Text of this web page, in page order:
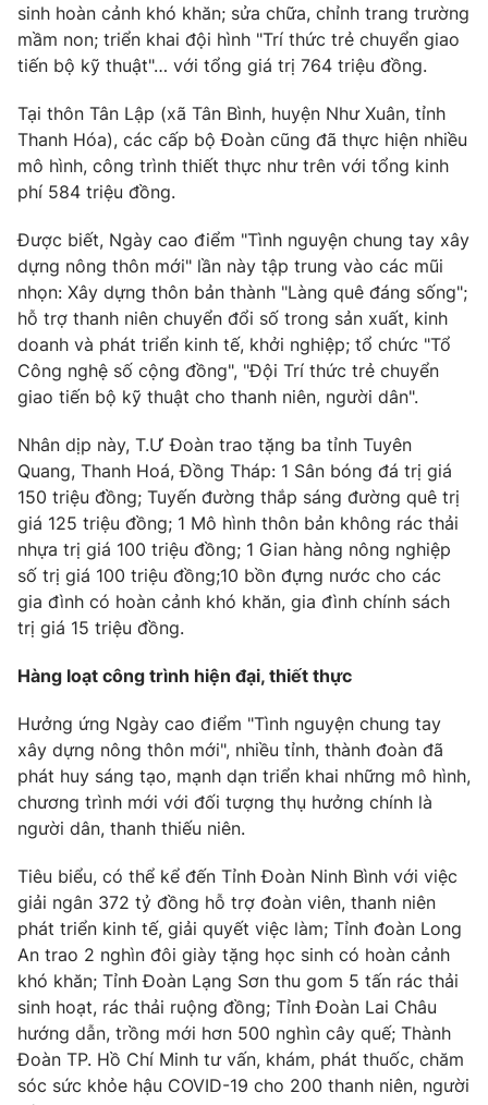
Phó Tổng Biên tập:Nguyễn Thị Mỹ Hạnh, Phạm Quốc Thắng,
Nguyễn Trọng Ninh
Tổng đài VTV:024.38 355 931 - 024.38 355 932
Email:
toasoan@vtv.vn
Liên hệ quảng cáo:024-7300.7108
® Cấm sao chép dưới mọi hình thức nếu không có sự chấp
thuận bằng văn bản. Ghi rõ nguồn VTV.vn khi phát hành lại
thông tin từ website này.
sinh hoàn cảnh khó khăn; sửa chữa, chỉnh trang trường
mầm non; triển khai đội hình "Trí thức trẻ chuyển giao
tiến bộ kỹ thuật"… với tổng giá trị 764 triệu đồng.
Tại thôn Tân Lập (xã Tân Bình, huyện Như Xuân, tỉnh
Thanh Hóa), các cấp bộ Đoàn cũng đã thực hiện nhiều
mô hình, công trình thiết thực như trên với tổng kinh
phí 584 triệu đồng.
Được biết, Ngày cao điểm "Tình nguyện chung tay xây
dựng nông thôn mới" lần này tập trung vào các mũi
nhọn: Xây dựng thôn bản thành "Làng quê đáng sống";
hỗ trợ thanh niên chuyển đổi số trong sản xuất, kinh
doanh và phát triển kinh tế, khởi nghiệp; tổ chức "Tổ
Công nghệ số cộng đồng", "Đội Trí thức trẻ chuyển
giao tiến bộ kỹ thuật cho thanh niên, người dân".
Nhân dịp này, T.Ư Đoàn trao tặng ba tỉnh Tuyên
Quang, Thanh Hoá, Đồng Tháp: 1 Sân bóng đá trị giá
150 triệu đồng; Tuyến đường thắp sáng đường quê trị
giá 125 triệu đồng; 1 Mô hình thôn bản không rác thải
nhựa trị giá 100 triệu đồng; 1 Gian hàng nông nghiệp
số trị giá 100 triệu đồng;10 bồn đựng nước cho các
gia đình có hoàn cảnh khó khăn, gia đình chính sách
trị giá 15 triệu đồng.
Hàng loạt công trình hiện đại, thiết thực
Hưởng ứng Ngày cao điểm "Tình nguyện chung tay
xây dựng nông thôn mới", nhiều tỉnh, thành đoàn đã
phát huy sáng tạo, mạnh dạn triển khai những mô hình,
chương trình mới với đối tượng thụ hưởng chính là
người dân, thanh thiếu niên.
Tiêu biểu, có thể kể đến Tỉnh Đoàn Ninh Bình với việc
giải ngân 372 tỷ đồng hỗ trợ đoàn viên, thanh niên
phát triển kinh tế, giải quyết việc làm; Tỉnh đoàn Long
An trao 2 nghìn đôi giày tặng học sinh có hoàn cảnh
khó khăn; Tỉnh Đoàn Lạng Sơn thu gom 5 tấn rác thải
sinh hoạt, rác thải ruộng đồng; Tỉnh Đoàn Lai Châu
hướng dẫn, trồng mới hơn 500 nghìn cây quế; Thành
Đoàn TP. Hồ Chí Minh tư vấn, khám, phát thuốc, chăm
sóc sức khỏe hậu COVID-19 cho 200 thanh niên, người